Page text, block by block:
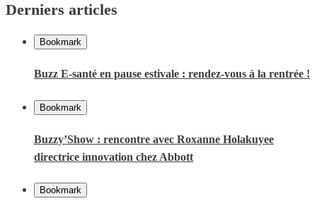
Derniers articles
Bookmark
Buzz E-santé en pause estivale : rendez-vous à la rentrée !
Bookmark
Buzzy’Show : rencontre avec Roxanne Holakuyee
directrice innovation chez Abbott
Bookmark